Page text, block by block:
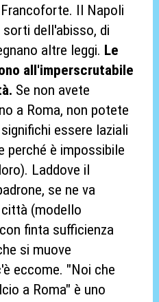
Il Napoli
dell'abisso, di
altre leggi. Le
all'imperscrutabile
Se non avete
a Roma, non potete
essere laziali
perché è impossibile
Laddove il
se ne va
(modello
finta sufficienza
si muove
eccome. "Noi che
a Roma" è uno